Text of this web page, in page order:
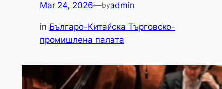
Mar 24, 2026—byadmin
in Българо-Китайска Търговско-
промишлена палaта